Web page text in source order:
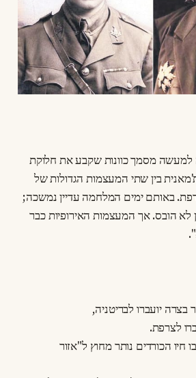
למעשה מסמך כוונות שקבע את חלוקת
בין שתי המעצמות הגדולות של
באותם ימים המלחמה עדיין נמשכה;
לא הובס. אך המעצמות האירופיות כבר
בצרה יועברו לבריטניה,
לצרפת.
חיו הכורדים נותר מחוץ ל"אזור